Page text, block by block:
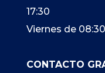
17:30
Viernes de
CONTACTO